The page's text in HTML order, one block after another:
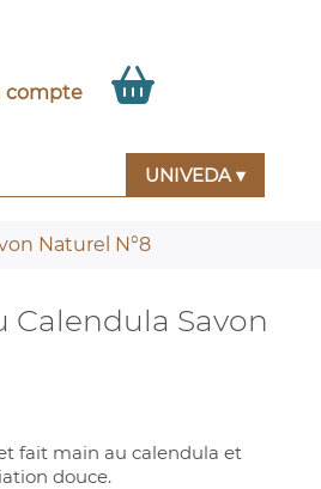
compte
UNIVEDA ▾
Naturel N°8
Calendula Savon
fait main au calendula et
douce.